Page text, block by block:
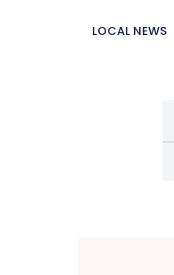
LOCAL NEWS